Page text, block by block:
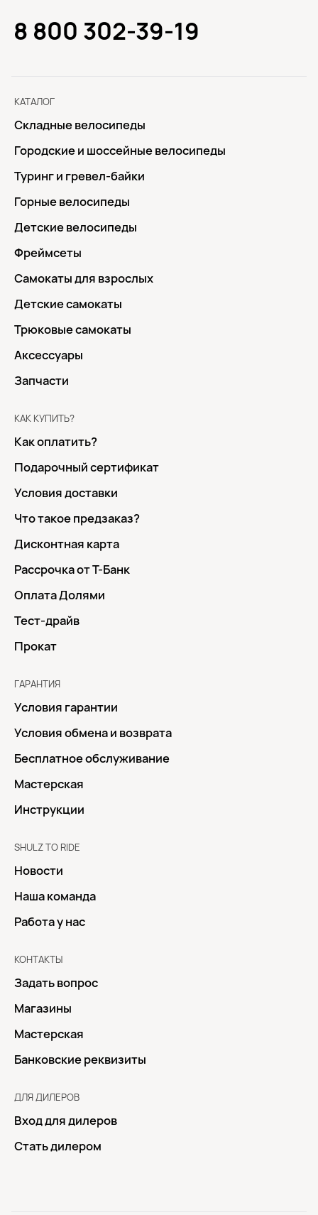
КАТАЛОГ
Складные велосипеды
Городские и шоссейные велосипеды
Туринг и гревел-байки
Горные велосипеды
Детские велосипеды
Фреймсеты
Самокаты для взрослых
Детские самокаты
Трюковые самокаты
Аксессуары
Запчасти
КАК КУПИТЬ?
Как оплатить?
Подарочный сертификат
Условия доставки
Что такое предзаказ?
Дисконтная карта
Рассрочка от Т-Банк
Оплата Долями
Тест-драйв
Прокат
ГАРАНТИЯ
Условия гарантии
Условия обмена и возврата
Бесплатное обслуживание
Мастерская
Инструкции
SHULZ TO RIDE
Новости
Наша команда
Работа у нас
КОНТАКТЫ
Задать вопрос
Магазины
Мастерская
Банковские реквизиты
ДЛЯ ДИЛЕРОВ
Вход для дилеров
Стать дилером
8 800 302-39-19